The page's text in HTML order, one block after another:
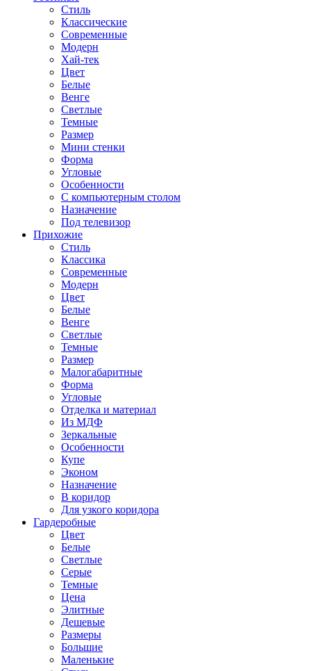
Стиль
Классические
Современные
Модерн
Хай-тек
Цвет
Белые
Венге
Светлые
Темные
Размер
Мини стенки
Форма
Угловые
Особенности
С компьютерным столом
Назначение
Под телевизор
Прихожие
Стиль
Классика
Современные
Модерн
Цвет
Белые
Венге
Светлые
Темные
Размер
Малогабаритные
Форма
Угловые
Отделка и материал
Из МДФ
Зеркальные
Особенности
Купе
Эконом
Назначение
В коридор
Для узкого коридора
Гардеробные
Цвет
Белые
Светлые
Серые
Темные
Цена
Элитные
Дешевые
Размеры
Большие
Маленькие